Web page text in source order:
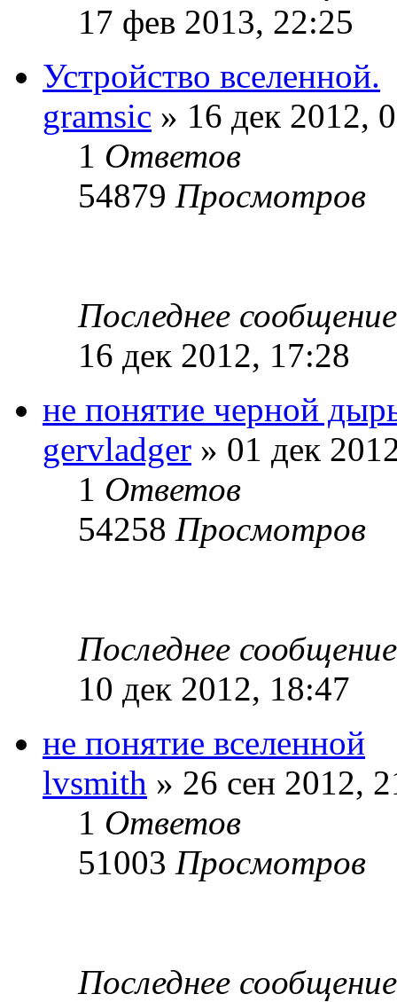
17 фев 2013, 22:25
Устройство вселенной.
gramsic » 16 дек 2012,
1 Ответов
54879 Просмотров
Последнее
16 дек 2012, 17:28
не понятие черной
gervladger » 01 дек
1 Ответов
54258 Просмотров
Последнее
10 дек 2012, 18:47
не понятие вселенной
lvsmith » 26 сен 2012,
1 Ответов
51003 Просмотров
Последнее